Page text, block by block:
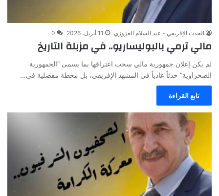
الحدث الإفريقي - عبد السلام العزوزي 11 أبريل، 2026 0
مالي ترمي بالبوليساريو.. في مزبلة التاريخ
لم يكن إعلان جمهورية مالي سحب اعترافها بما يسمى “الجمهورية
الصحراوية” حدثاً عادياً في المشهد الإفريقي، بل محطة مفصلية في…
تابع القراءة